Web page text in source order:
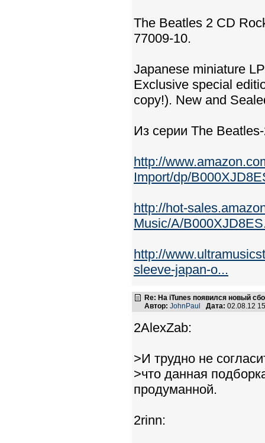
The Beatles 2 CD
77009-10.
Japanese miniature
Exclusive special
copy!). New and
Из серии The
http://
Import/dp/
http://hot-
Music/A/
http://
sleeve-japan-o...
Re: На iTunes появился новый
Автор: JohnPaul Дата: 02.08.12
2AlexZab:
>И трудно не
>что данная
продуманной.
2rinn: